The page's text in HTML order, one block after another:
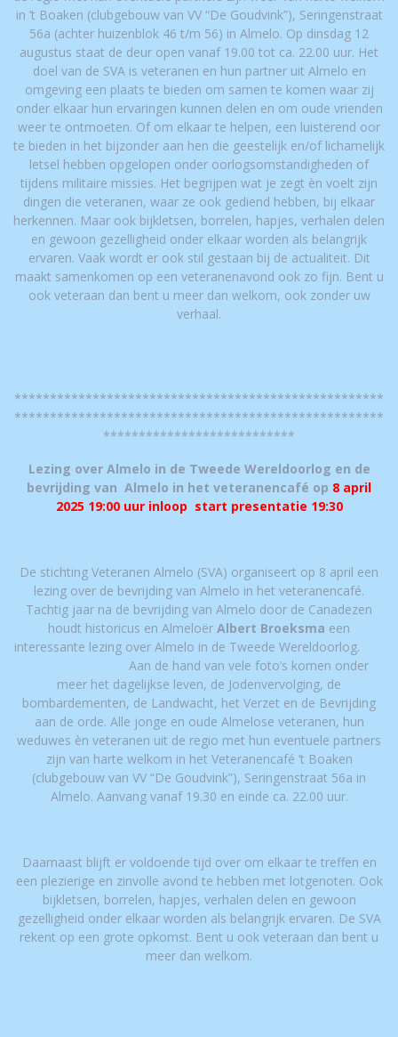
in ’t Boaken (clubgebouw van VV “De Goudvink”), Seringenstraat
56a (achter huizenblok 46 t/m 56) in Almelo. Op dinsdag 12
augustus staat de deur open vanaf 19.00 tot ca. 22.00 uur. Het
doel van de SVA is veteranen en hun partner uit Almelo en
omgeving een plaats te bieden om samen te komen waar zij
onder elkaar hun ervaringen kunnen delen en om oude vrienden
weer te ontmoeten. Of om elkaar te helpen, een luisterend oor
te bieden in het bijzonder aan hen die geestelijk en/of lichamelijk
letsel hebben opgelopen onder oorlogsomstandigheden of
tijdens militaire missies. Het begrijpen wat je zegt èn voelt zijn
dingen die veteranen, waar ze ook gediend hebben, bij elkaar
herkennen. Maar ook bijkletsen, borrelen, hapjes, verhalen delen
en gewoon gezelligheid onder elkaar worden als belangrijk
ervaren. Vaak wordt er ook stil gestaan bij de actualiteit. Dit
maakt samenkomen op een veteranenavond ook zo fijn. Bent u
ook veteraan dan bent u meer dan welkom, ook zonder uw
verhaal.
****************************************************
****************************************************
***************************
Lezing over Almelo in de Tweede Wereldoorlog en de
bevrijding van Almelo in het veteranencafé op 8 april
2025 19:00 uur inloop start presentatie 19:30
De stichting Veteranen Almelo (SVA) organiseert op 8 april een
lezing over de bevrijding van Almelo in het veteranencafé.
Tachtig jaar na de bevrijding van Almelo door de Canadezen
houdt historicus en Almeloër Albert Broeksma een
interessante lezing over Almelo in de Tweede Wereldoorlog.
Aan de hand van vele foto’s komen onder
meer het dagelijkse leven, de Jodenvervolging, de
bombardementen, de Landwacht, het Verzet en de Bevrijding
aan de orde. Alle jonge en oude Almelose veteranen, hun
weduwes èn veteranen uit de regio met hun eventuele partners
zijn van harte welkom in het Veteranencafé ’t Boaken
(clubgebouw van VV “De Goudvink”), Seringenstraat 56a in
Almelo. Aanvang vanaf 19.30 en einde ca. 22.00 uur.
Daarnaast blijft er voldoende tijd over om elkaar te treffen en
een plezierige en zinvolle avond te hebben met lotgenoten. Ook
bijkletsen, borrelen, hapjes, verhalen delen en gewoon
gezelligheid onder elkaar worden als belangrijk ervaren. De SVA
rekent op een grote opkomst. Bent u ook veteraan dan bent u
meer dan welkom.